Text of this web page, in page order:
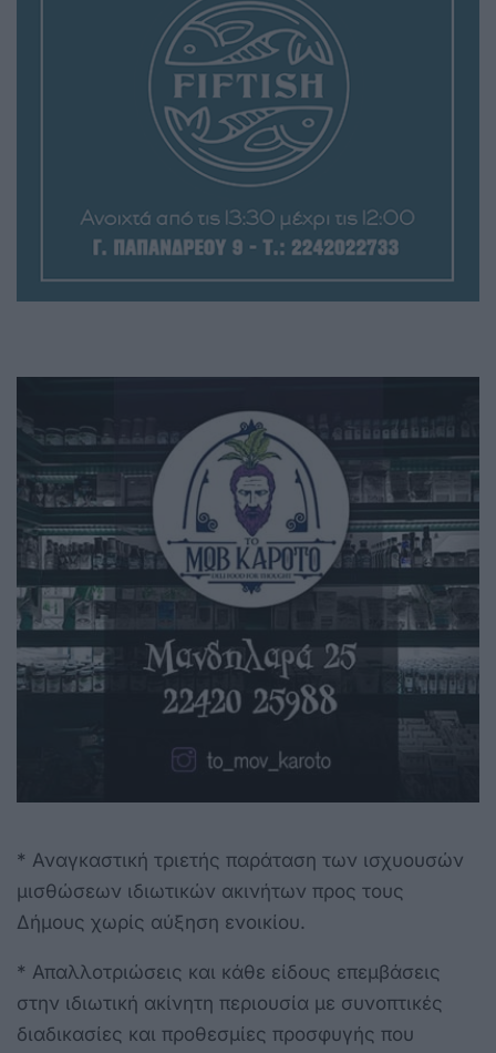
* Αναγκαστική τριετής παράταση των ισχυουσών
μισθώσεων ιδιωτικών ακινήτων προς τους
Δήμους χωρίς αύξηση ενοικίου.
* Απαλλοτριώσεις και κάθε είδους επεμβάσεις
στην ιδιωτική ακίνητη περιουσία με συνοπτικές
διαδικασίες και προθεσμίες προσφυγής που